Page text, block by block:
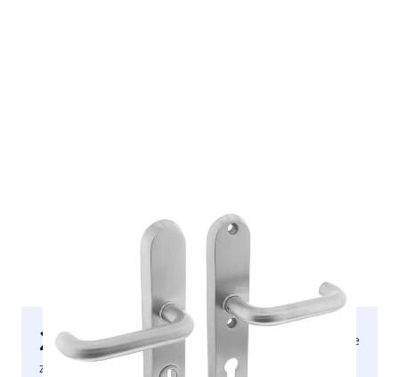
204,18 € inkl. MwSt.
zzgl. Versandkosten
2-5 Arbeitstage